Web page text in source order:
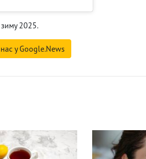
2025.
у Google.News